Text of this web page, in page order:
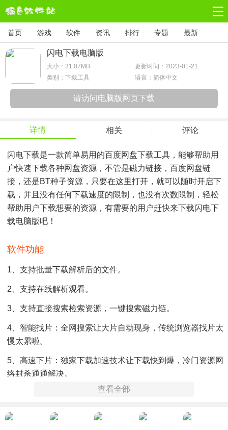
首页 游戏 软件 资讯 排行 专题 最新
闪电下载电脑版
大小： 31.07MB
更新时间：2023-01-21
类别：下载工具
语言：简体中文
请访问电脑版网页下载
详情 相关 评论
闪电下载是一款简单易用的百度网盘下载工具，能够帮助用
户快速下载各种网盘资源，不管是磁力链接，百度网盘链
接，还是BT种子资源，只要在这里打开，就可以随时开启下
载，并且没有任何下载速度的限制，也没有次数限制，轻松
帮助用户下载想要的资源，有需要的用户赶快来下载闪电下
载电脑版吧！
软件功能
1、支持批量下载解析后的文件。
2、支持在线解析观看。
3、支持直接搜索检索资源，一键搜索磁力链。
4、智能找片：全网搜索让大片自动现身，传统浏览器找片太
慢太累啦。
5、高速下片：独家下载加速技术让下载快到爆，冷门资源网
络封杀通通解决。
6、专注下载：下载加速技术，下载速度超快。重点介绍持磁
查看全部